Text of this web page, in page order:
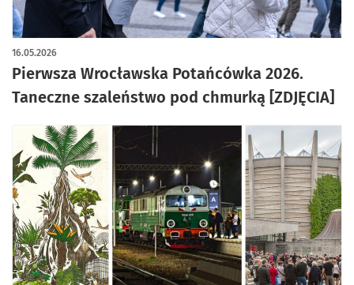
Pierwsza Wrocławska Potańcówka 2026.
Taneczne szaleństwo pod chmurką [ZDJĘCIA]
16.05.2026
artykuł z galerią zdjęć